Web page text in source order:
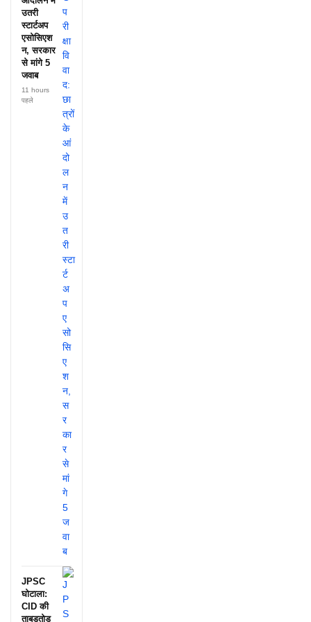
उतरी
स्टार्टअप
एसोसिएश
न, सरकार
से मांगे 5
जवाब
11 hours
पहले
JPSC
घोटाला:
CID की
ताबड़तोड़